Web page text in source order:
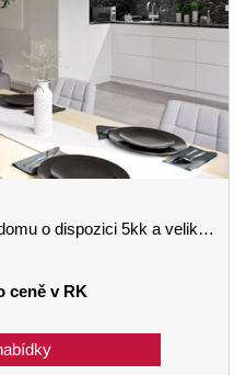
a velikosti 142 m2 se zahradou v Kaplici
ceně v RK